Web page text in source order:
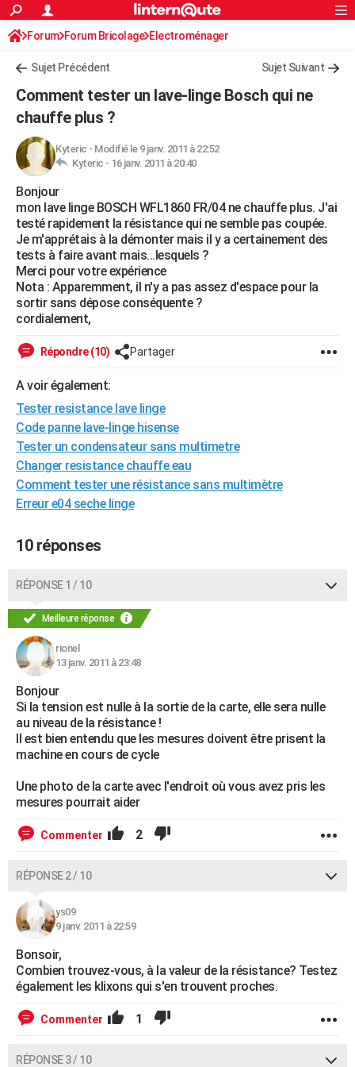
ACTUALITÉS
Politique
Société
Faits Divers
Education
Monde
Villes
+
Programme TV
Streaming
Cinéma
Sorties cinéma
Musique
FINANCE
Retraite
Impôts
Epargne
Immobilier
Risques naturels par ville
Banque
Assurance
Crédit
AUTO
Essais
Réserver un essai
Citadines
Berlines
SUV
Forum auto
HIGH-TECH
Mobiles
Meilleur smartphone
Internet
Ordinateurs
Jeux vidéo
Guide high-tech
+BRICOLAGE
Forum
Aménagement intérieur
Extérieur
Cuisine
Salle de bains
Jardinage
Rangement
WEEK-END
Guides de France
Escapades
Patrimoine
Expositions
Musées
Week-end nature
+LIFESTYLE
Art de vivre
Bien-être
Loisirs
Mode
Modes de vie
SANTE
VOYAGE
GUIDES D'ACHAT
BONS PLANS
CARTE DE VOEUX
Carte de Noël
Carte Bonne année
Carte Saint-Valentin
Carte Pâques
Carte d'anniversaire
DICTIONNAIRE
FORUM
Bricolage
Lifestyle
Culture
Sport
Auto
Television
Voyage
Cinema
S'inscrire
Connexion
Forum Forum Bricolage Electroménager
Sujet Précédent Sujet Suivant
Comment tester un lave-linge Bosch qui ne
chauffe plus ?
Kyteric - Modifié le 9 janv. 2011 à 22:52
Kyteric - 16 janv. 2011 à 20:40
Bonjour
mon lave linge BOSCH WFL1860 FR/04 ne chauffe plus. J'ai
testé rapidement la résistance qui ne semble pas coupée.
Je m'apprétais à la démonter mais il y a certainement des
tests à faire avant mais...lesquels ?
Merci pour votre expérience
Nota : Apparemment, il n'y a pas assez d'espace pour la
sortir sans dépose conséquente ?
cordialement,
Répondre (10) Partager
A voir également:
Tester resistance lave linge
Code panne lave-linge hisense
Tester un condensateur sans multimetre
Changer resistance chauffe eau
Comment tester une résistance sans multimètre
Erreur e04 seche linge
10 réponses
RÉPONSE 1 / 10
Meilleure réponse
rionel
13 janv. 2011 à 23:48
Bonjour
Si la tension est nulle à la sortie de la carte, elle sera nulle
au niveau de la résistance !
Il est bien entendu que les mesures doivent être prisent la
machine en cours de cycle
Une photo de la carte avec l'endroit où vous avez pris les
mesures pourrait aider
Commenter 2
RÉPONSE 2 / 10
ys09
9 janv. 2011 à 22:59
Bonsoir,
Combien trouvez-vous, à la valeur de la résistance? Testez
également les klixons qui s'en trouvent proches.
Commenter 1
RÉPONSE 3 / 10